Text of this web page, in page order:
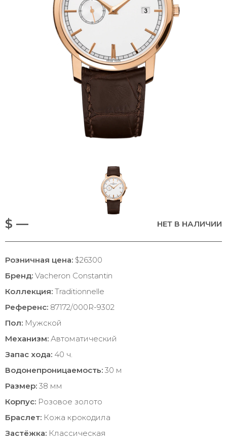
$ — НЕТ В НАЛИЧИИ
Розничная цена: $26300
Бренд: Vacheron Constantin
Коллекция: Traditionnelle
Референс: 87172/000R-9302
Пол: Мужской
Механизм: Автоматический
Запас хода: 40 ч.
Водонепроницаемость: 30 м
Размер: 38 мм
Корпус: Розовое золото
Браслет: Кожа крокодила
Застёжка: Классическая